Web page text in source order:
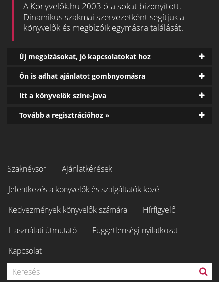
A Könyvelők.hu 2003 óta sokat bizonyított.
Dinamikus szakmai szervezetként segítjük a
könyvelők és megbízóik egymásra találását.
Új megbízásokat, jó kapcsolatokat hoz
Ön is adhat ajánlatot gombnyomásra
Itt a könyvelők színe-java
Tovább a regisztrációhoz »
Szaknévsor
Ajánlatkérések
Jelentkezés a könyvelők és szolgáltatók közé
Kedvezmények könyvelők számára
Hírfigyelő
Használati útmutató
Függetlenségi nyilatkozat
Kapcsolat